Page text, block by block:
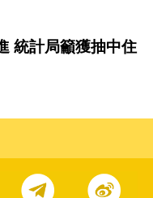
統計局籲獲抽中住